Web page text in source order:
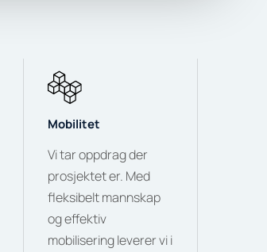
Mobilitet
Vi tar oppdrag der
prosjektet er. Med
fleksibelt mannskap
og effektiv
mobilisering leverer vi i